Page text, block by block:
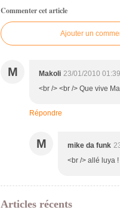
Commenter cet article
Ajouter un
M Makoli 23/01/2010 01:39
<br /> <br /> Que vive
Répondre
M mike da funk
<br /> allé luya
Articles récents